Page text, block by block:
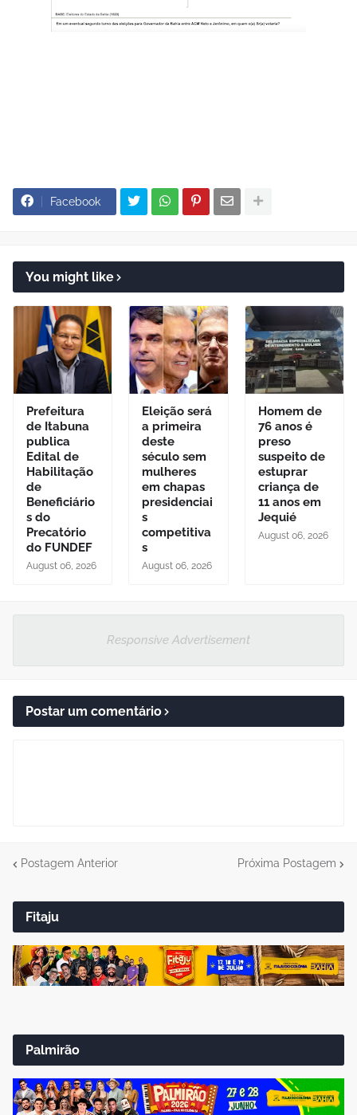
Facebook
You might like
Prefeitura
de Itabuna
publica
Edital de
Habilitação
de
Beneficiário
s do
Precatório
do FUNDEF
August 06, 2026
Eleição será
a primeira
deste
século sem
mulheres
em chapas
presidenciai
s
competitiva
s
August 06, 2026
Homem de
76 anos é
preso
suspeito de
estuprar
criança de
11 anos em
Jequié
August 06, 2026
Responsive Advertisement
Postar um comentário
Postagem Anterior Próxima Postagem
Fitaju
Palmirão